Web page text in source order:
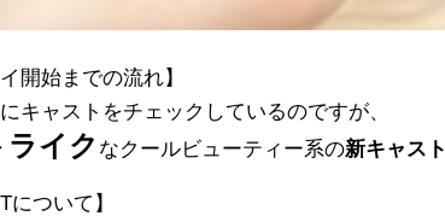
開始までの流れ】
キャストをチェックしているのですが、
ライク なクールビューティー系の新キャスト
について】